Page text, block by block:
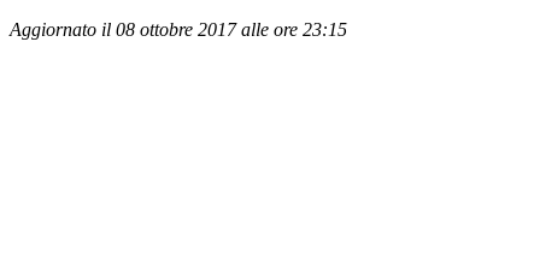
Aggiornato il 08 ottobre 2017 alle ore 23:15